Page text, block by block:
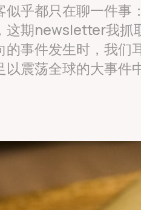
乎都只在聊一件事
这期newsletter我抓
事件发生时，我们
震荡全球的大事件